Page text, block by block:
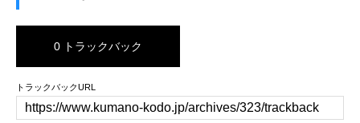
0 トラックバック
トラックバックURL